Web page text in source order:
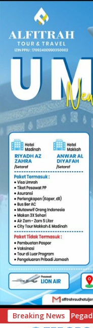
Breaking News
VI SulSelBarRa